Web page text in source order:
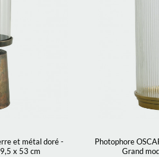
et métal doré -
x 53 cm
Photophore
Grand